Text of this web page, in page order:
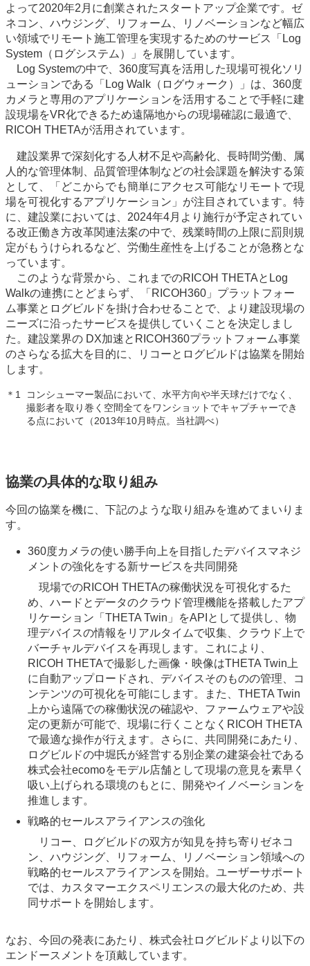
よって2020年2月に創業されたスタートアップ企業です。ゼ
ネコン、ハウジング、リフォーム、リノベーションなど幅広
い領域でリモート施工管理を実現するためのサービス「Log
System（ログシステム）」を展開しています。
Log Systemの中で、360度写真を活用した現場可視化ソリ
ューションである「Log Walk（ログウォーク）」は、360度
カメラと専用のアプリケーションを活用することで手軽に建
設現場をVR化できるため遠隔地からの現場確認に最適で、
RICOH THETAが活用されています。
建設業界で深刻化する人材不足や高齢化、長時間労働、属
人的な管理体制、品質管理体制などの社会課題を解決する策
として、「どこからでも簡単にアクセス可能なリモートで現
場を可視化するアプリケーション」が注目されています。特
に、建設業においては、2024年4月より施行が予定されてい
る改正働き方改革関連法案の中で、残業時間の上限に罰則規
定がもうけられるなど、労働生産性を上げることが急務とな
っています。
このような背景から、これまでのRICOH THETAとLog
Walkの連携にとどまらず、「RICOH360」プラットフォー
ム事業とログビルドを掛け合わせることで、より建設現場の
ニーズに沿ったサービスを提供していくことを決定しまし
た。建設業界の DX加速とRICOH360プラットフォーム事業
のさらなる拡大を目的に、リコーとログビルドは協業を開始
します。
＊1
コンシューマー製品において、水平方向や半天球だけでなく、
撮影者を取り巻く空間全てをワンショットでキャプチャーでき
る点において（2013年10月時点。当社調べ）
協業の具体的な取り組み
今回の協業を機に、下記のような取り組みを進めてまいりま
す。
360度カメラの使い勝手向上を目指したデバイスマネジ
メントの強化をする新サービスを共同開発
現場でのRICOH THETAの稼働状況を可視化するた
め、ハードとデータのクラウド管理機能を搭載したアプ
リケーション「THETA Twin」をAPIとして提供し、物
理デバイスの情報をリアルタイムで収集、クラウド上で
バーチャルデバイスを再現します。これにより、
RICOH THETAで撮影した画像・映像はTHETA Twin上
に自動アップロードされ、デバイスそのものの管理、コ
ンテンツの可視化を可能にします。また、THETA Twin
上から遠隔での稼働状況の確認や、ファームウェアや設
定の更新が可能で、現場に行くことなくRICOH THETA
で最適な操作が行えます。さらに、共同開発にあたり、
ログビルドの中堀氏が経営する別企業の建築会社である
株式会社ecomoをモデル店舗として現場の意見を素早く
吸い上げられる環境のもとに、開発やイノベーションを
推進します。
戦略的セールスアライアンスの強化
リコー、ログビルドの双方が知見を持ち寄りゼネコ
ン、ハウジング、リフォーム、リノベーション領域への
戦略的セールスアライアンスを開始。ユーザーサポート
では、カスタマーエクスペリエンスの最大化のため、共
同サポートを開始します。
なお、今回の発表にあたり、株式会社ログビルドより以下の
エンドースメントを頂戴しています。